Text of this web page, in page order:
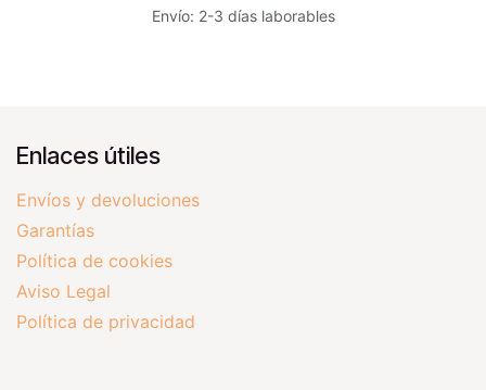
Envío: 2-3 días laborables
Enlaces útiles
Envíos y devoluciones
Garantías
Política de cookies
Aviso Legal
Política de privacidad